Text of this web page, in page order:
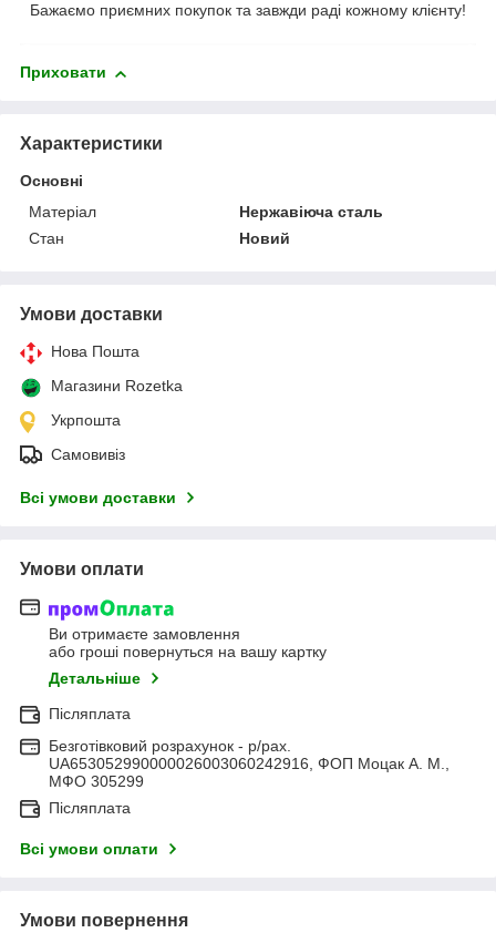
Бажаємо приємних покупок та завжди раді кожному клієнту!
Приховати
Характеристики
Основні
Матеріал
Нержавіюча сталь
Стан
Новий
Умови доставки
Нова Пошта
Магазини Rozetka
Укрпошта
Самовивіз
Всі умови доставки
Умови оплати
Ви отримаєте замовлення
або гроші повернуться на вашу картку
Детальніше
Післяплата
Безготівковий розрахунок - р/рах.
UA653052990000026003060242916, ФОП Моцак А. М.,
МФО 305299
Післяплата
Всі умови оплати
Умови повернення